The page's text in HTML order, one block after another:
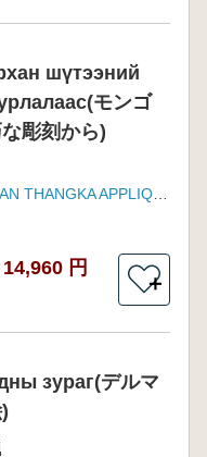
шүтээний
モンゴ
彫刻から)
MONGOLIAN THANGKA APPLIQUE
14,960 円
＋
зураг(デルマ